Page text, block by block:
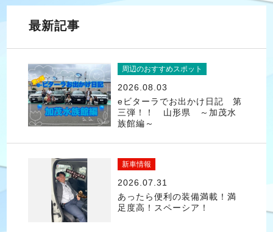
最新記事
周辺のおすすめスポット
2026.08.03
eビターラでお出かけ日記 第
三弾！！ 山形県 ～加茂水
族館編～
新車情報
2026.07.31
あったら便利の装備満載！満
足度高！スペーシア！